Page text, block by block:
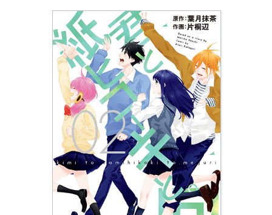
会社情報 採用情報
スクウェア・エニックス サイト内検索